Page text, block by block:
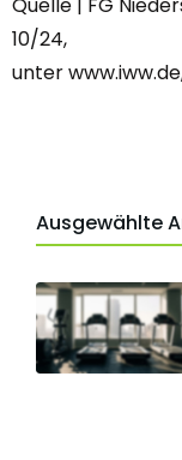
10/24,
unter
Ausgewählte